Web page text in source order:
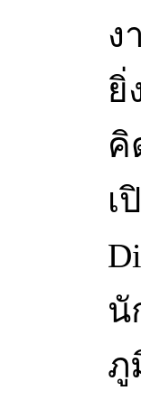
ง
ยิ่
คิ
เ
นั
ภู